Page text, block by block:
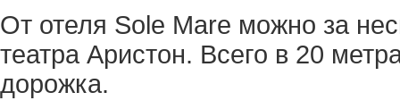
От отеля Sole Mare можно за
театра Аристон. Всего в 20
дорожка.